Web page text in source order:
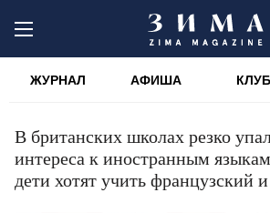
ЖУРНАЛ АФИША КЛУБ
В британских школах резко
интереса к иностранным
дети хотят учить французский